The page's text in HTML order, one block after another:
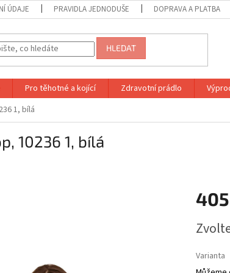
ÚDAJE PRAVIDLA JEDNODUŠE DOPRAVA A PLATBA
HLEDAT
Pro těhotné a kojící Zdravotní prádlo
1, bílá
10236 1, bílá
cena:
Varianta